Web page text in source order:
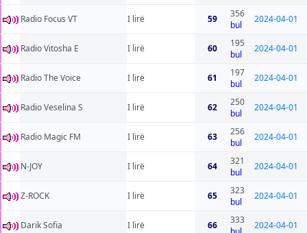
Radio Focus VT I lirë 59
356
bul
2024-04-01
Radio Vitosha E I lirë 60
195
bul
2024-04-01
Radio The Voice I lirë 61
197
bul
2024-04-01
Radio Veselina S I lirë 62
250
bul
2024-04-01
Radio Magic FM I lirë 63
256
bul
2024-04-01
N-JOY I lirë 64
321
bul
2024-04-01
Z-ROCK I lirë 65
323
bul
2024-04-01
Darik Sofia I lirë 66
333
2024-04-01